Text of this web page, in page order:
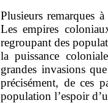
Plusieurs remarques
Les empires
regroupant des
la puissance
grandes invasions
précisément, de ces
population l’espoir